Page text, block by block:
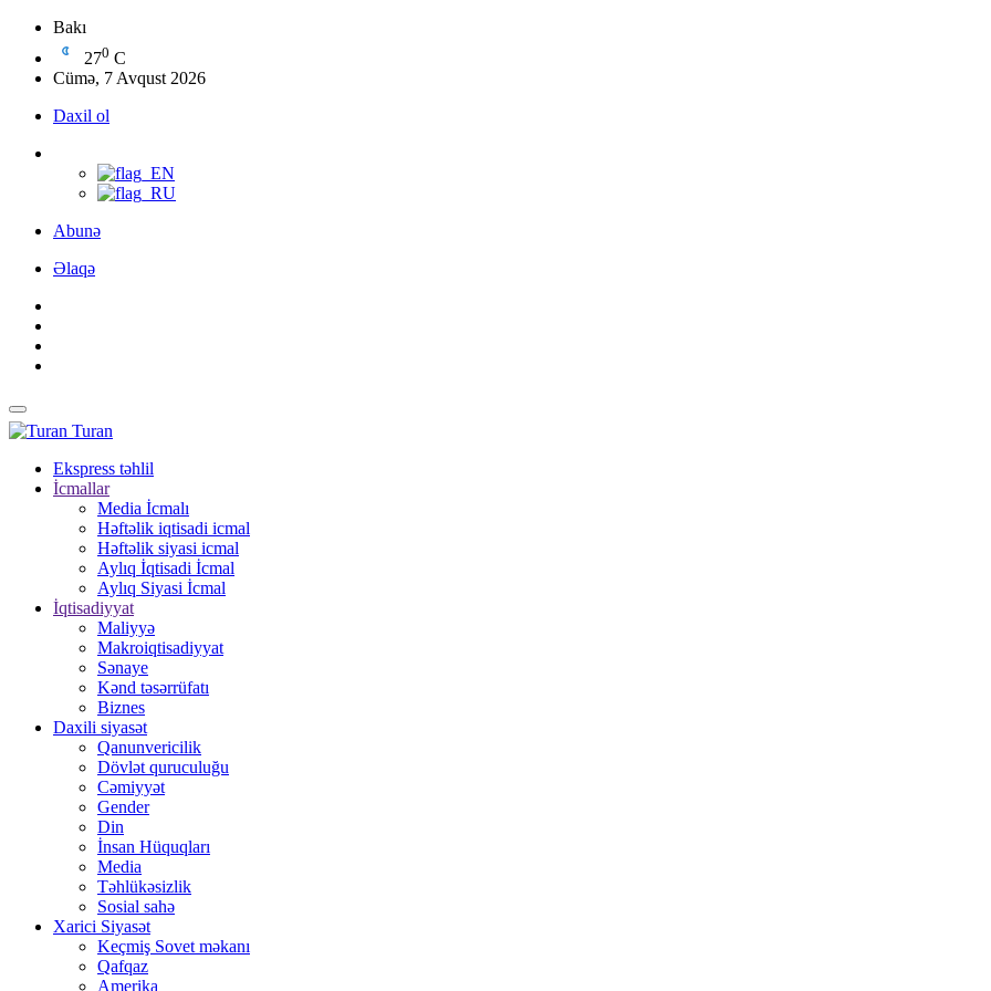
Bakı
270 C
Cümə, 7 Avqust 2026
Daxil ol
Abunə
Əlaqə
Turan
Ekspress təhlil
İcmallar
Media İcmalı
Həftəlik iqtisadi icmal
Həftəlik siyasi icmal
Aylıq İqtisadi İcmal
Aylıq Siyasi İcmal
İqtisadiyyat
Maliyyə
Makroiqtisadiyyat
Sənaye
Kənd təsərrüfatı
Biznes
Daxili siyasət
Qanunvericilik
Dövlət quruculuğu
Cəmiyyət
Gender
Din
İnsan Hüquqları
Media
Təhlükəsizlik
Sosial sahə
Xarici Siyasət
Keçmiş Sovet məkanı
Qafqaz
Amerika